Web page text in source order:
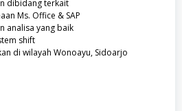
dibidang terkait
Ms. Office & SAP
analisa yang baik
shift
di wilayah Wonoayu, Sidoarjo